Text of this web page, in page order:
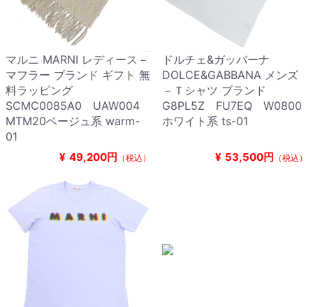
マルニ MARNI レディース－
マフラー ブランド ギフト 無
料ラッピング
SCMC0085A0 UAW004
MTM20ベージュ系 warm-
01
¥ 49,200円 （税込）
ドルチェ&ガッバーナ
DOLCE&GABBANA メンズ
－Ｔシャツ ブランド
G8PL5Z FU7EQ W0800
ホワイト系 ts-01
¥ 53,500円 （税込）